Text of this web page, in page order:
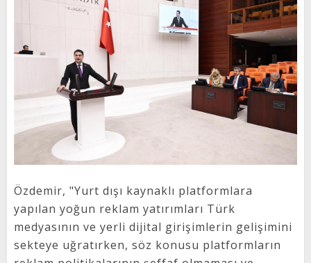
Özdemir, "Yurt dışı kaynaklı platformlara
yapılan yoğun reklam yatırımları Türk
medyasının ve yerli dijital girişimlerin gelişimini
sekteye uğratırken, söz konusu platformların